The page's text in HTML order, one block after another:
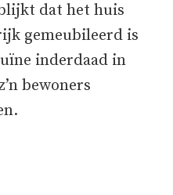
dat het huis
gemeubileerd is
inderdaad in
bewoners